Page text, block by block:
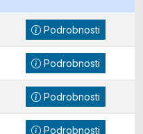
Podrobnosti
Podrobnosti
Podrobnosti
Podrobnosti